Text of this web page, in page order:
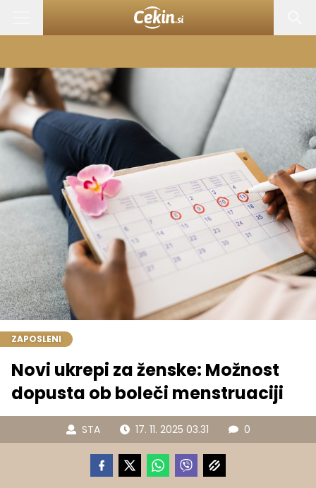
ZAPOSLENI
Novi ukrepi za ženske: Možnost
dopusta ob boleči menstruaciji
STA 17. 11. 2025 03.31 0